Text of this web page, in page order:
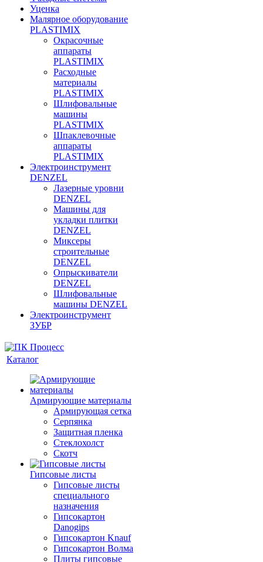
Уценка
Малярное оборудование
PLASTIMIX
Окрасочные
аппараты
PLASTIMIX
Расходные
материалы
PLASTIMIX
Шлифовальные
машины
PLASTIMIX
Шпаклевочные
аппараты
PLASTIMIX
Электроинструмент
DENZEL
Лазерные уровни
DENZEL
Машины для
укладки плитки
DENZEL
Миксеры
строительные
DENZEL
Опрыскиватели
DENZEL
Шлифовальные
машины DENZEL
Электроинструмент
ЗУБР
Каталог
Армирующие материалы
Армирующая сетка
Серпянка
Защитная пленка
Стеклохолст
Скотч
Гипсовые листы
Гипсовые листы
специального
назначения
Гипсокартон
Danogips
Гипсокартон Knauf
Гипсокартон Волма
Плиты гипсовые